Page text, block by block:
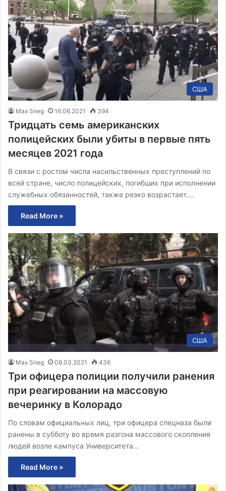
США
Max Sneg 16.06.2021 394
Тридцать семь американских
полицейских были убиты в первые пять
месяцев 2021 года
В связи с ростом числа насильственных преступлений по
всей стране, число полицейских, погибших при исполнении
служебных обязанностей, также резко возрастает.…
Read More »
США
Max Sneg 08.03.2021 436
Три офицера полиции получили ранения
при реагировании на массовую
вечеринку в Колорадо
По словам официальных лиц, три офицера спецназа были
ранены в субботу во время разгона массового скопления
людей возле кампуса Университета…
Read More »